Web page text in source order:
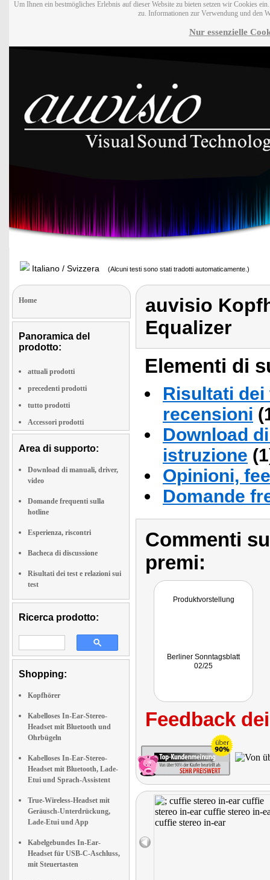
Um Ihnen ein bestmögliches Erlebnis auf dieser Website zu bieten setzen wir Cookies
zu. Informationen zur Verwendung und den
Nur essenzielle
Italiano / Svizzera (Alcuni testi sono stati tradotti automaticamente.)
Home
Panoramica del
prodotto:
attuali prodotti
precedenti prodotti
tutto prodotti
Accessori prodotti
Area di supporto:
Download di manuali, driver,
video
Domande frequenti sulla
hotline
Esperienza, riscontri
Bacheca di discussione
Risultati dei test e relazioni sui
test
Ricerca prodotto:
Shopping:
Kopfhörer
Kabelloses In-Ear-Stereo-
Headset mit Bluetooth und
Ohrbügeln
Kabelloses In-Ear-Stereo-
Headset mit Bluetooth, Lade-
Etui und Sprach-Assistent
True-Wireless-Headset mit
Geräusch-Unterdrückung,
Lade-Etui und App
Kabelgebundes In-Ear-
Headset für USB-C-Aschluss,
mit Steuertasten
auvisio
Equalizer
Elementi di
Risultati
recensioni
Download
istruzione
Opinioni,
Domande
Commenti
premi:
Produktvorstellung
Berliner Sonntagsblatt
02/25
Feedback